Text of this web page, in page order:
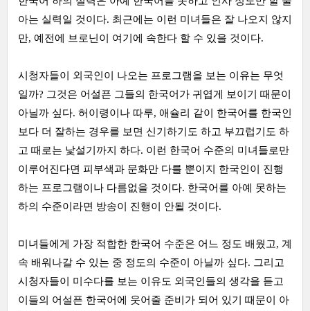
아는 실력일 것이다. 최근에는 이런 미녀들은 잘 나오지 않지
만, 예전에 브로닌이 여기에 속한다 할 수 있을 것이다.
시청자들이 외국인이 나오는 프로그램을 보는 이유는 무엇
일까? 그것은 어설픈 그들의 한국어가 귀엽게 보이기 때문이
아닐까 싶다. 허이령이나 따루, 애슐리 같이 한국어를 한국인
보다 더 잘하는 경우를 보면 신기하기도 하고 부끄럽기도 하
고 때로는 낯설기까지 하다. 이런 한국어 수준의 미녀들로만
이루어진다면 피부색과 문화만 다를 뿐이지 한국인이 진행
하는 프로그램이나 다름없을 것이다. 한국어를 아예 못하는
하의 수준이라면 방송이 진행이 안될 것이다.
미녀들에게 가장 적합한 한국어 수준은 어느 정도 배웠고, 계
속 배워나갈 수 있는 중 정도의 수준이 아닐까 싶다. 그리고
시청자들이 미수다를 보는 이유도 외국인들의 생각을 듣고
이들의 어설픈 한국어에 웃어줄 준비가 되어 있기 때문이 아